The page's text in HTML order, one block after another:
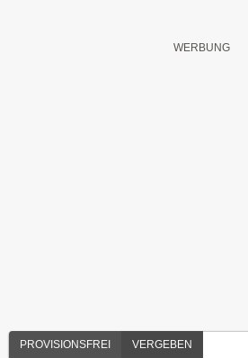
PROVISIONSFREI VERGEBEN